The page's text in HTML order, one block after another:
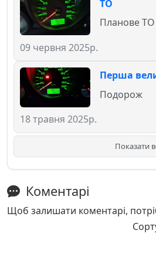
ТО
09 червня 2025р.
Планове ТО
Перша
18 травня 2025р.
Подорож
Показати
Коментарі
Щоб залишати коментарі,